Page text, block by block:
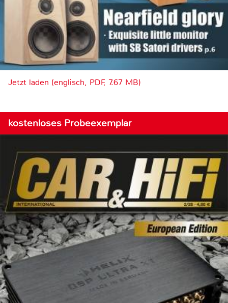
Jetzt laden (englisch, PDF, 7.67 MB)
kostenloses Probeexemplar